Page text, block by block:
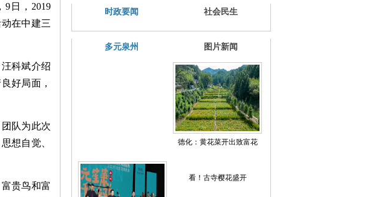
日，2019
在中建三
科斌介绍
好局面，
队为此次
想自觉、
贵鸟和富
时政要闻 社会民生
多元泉州 图片新闻
德化：黄花菜开出致富花
看！古寺樱花盛开